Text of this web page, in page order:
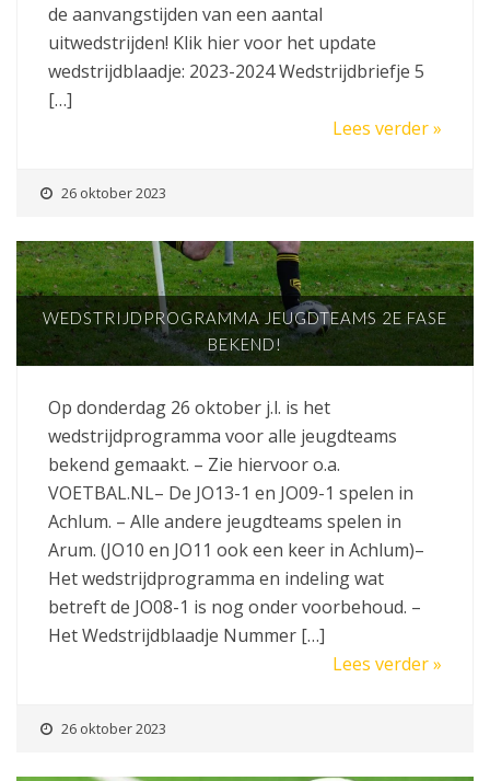
de aanvangstijden van een aantal
uitwedstrijden! Klik hier voor het update
wedstrijdblaadje: 2023-2024 Wedstrijdbriefje 5
[…]
Lees verder »
26 oktober 2023
WEDSTRIJDPROGRAMMA JEUGDTEAMS 2E FASE
BEKEND!
Op donderdag 26 oktober j.l. is het
wedstrijdprogramma voor alle jeugdteams
bekend gemaakt. – Zie hiervoor o.a.
VOETBAL.NL– De JO13-1 en JO09-1 spelen in
Achlum. – Alle andere jeugdteams spelen in
Arum. (JO10 en JO11 ook een keer in Achlum)–
Het wedstrijdprogramma en indeling wat
betreft de JO08-1 is nog onder voorbehoud. –
Het Wedstrijdblaadje Nummer […]
Lees verder »
26 oktober 2023